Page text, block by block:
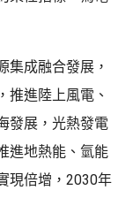
集成融合發展，
推進陸上風電、
發展，光熱發電
進地熱能、氫能
現倍增，2030年